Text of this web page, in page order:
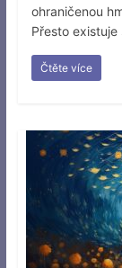
ohraničenou
Přesto
Čtěte více